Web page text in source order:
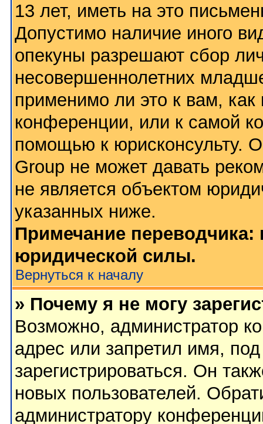
13 лет, иметь на это
Допустимо наличие иного
опекуны разрешают сбор
несовершеннолетних
применимо ли это к вам,
конференции, или к самой
помощью к юрисконсульту.
Group не может давать
не является объектом
указанных ниже.
Примечание
юридической силы.
Вернуться к началу
» Почему я не могу
Возможно, администратор
адрес или запретил имя,
зарегистрироваться. Он
новых пользователей.
администратору